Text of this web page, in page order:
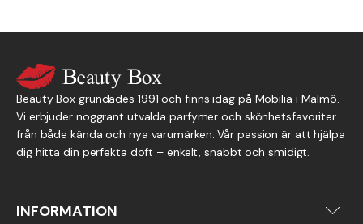
Beauty Box grundades 1991 och finns idag på Mobilia i Malmö.
Vi erbjuder noggrant utvalda parfymer och skönhetsfavoriter
från både kända och nya varumärken. Vår passion är att hjälpa
dig hitta din perfekta doft – enkelt, snabbt och smidigt.
INFORMATION